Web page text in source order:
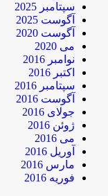
سپتامبر 2025
آگوست 2025
آگوست 2020
می 2020
نوامبر 2016
اکتبر 2016
سپتامبر 2016
آگوست 2016
جولای 2016
ژوئن 2016
می 2016
آوریل 2016
مارس 2016
فوریه 2016